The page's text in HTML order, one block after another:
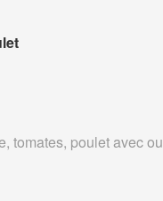
tomates, poulet avec